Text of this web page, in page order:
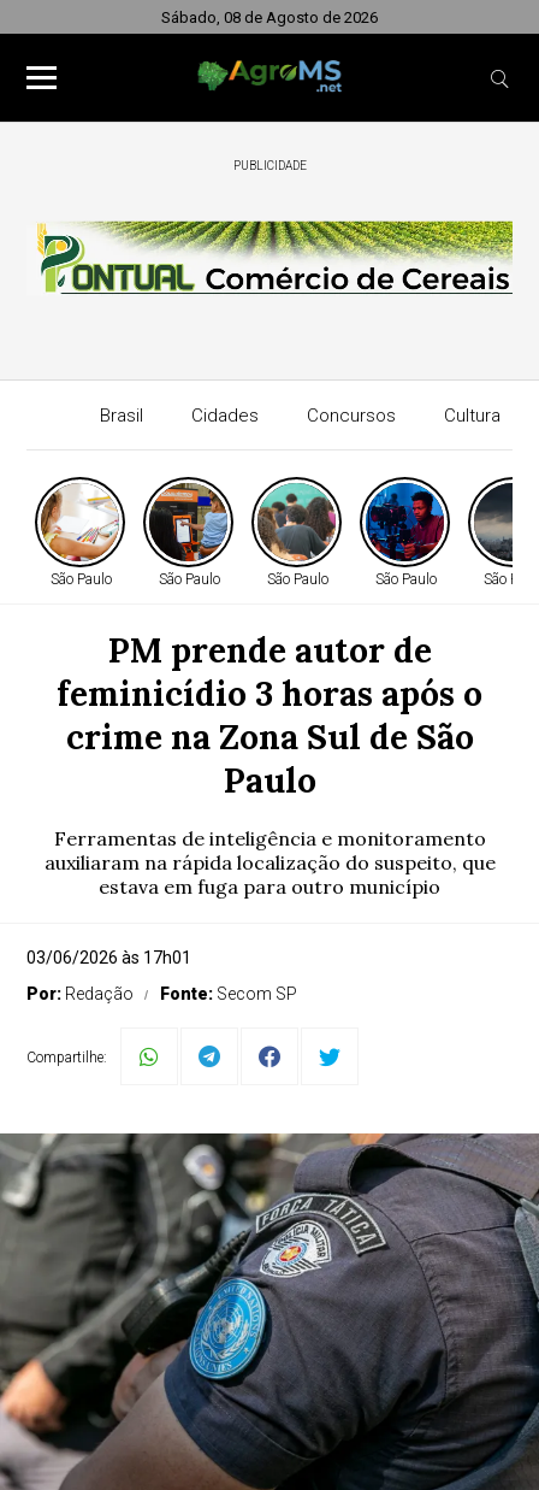
Sábado, 08 de Agosto de 2026
PUBLICIDADE
Brasil Cidades Concursos Cultura
São Paulo São Paulo São Paulo São Paulo São
PM prende autor de
feminicídio 3 horas após o
crime na Zona Sul de São
Paulo
Ferramentas de inteligência e monitoramento
auxiliaram na rápida localização do suspeito, que
estava em fuga para outro município
03/06/2026 às 17h01
Por: Redação Fonte: Secom SP
Compartilhe: